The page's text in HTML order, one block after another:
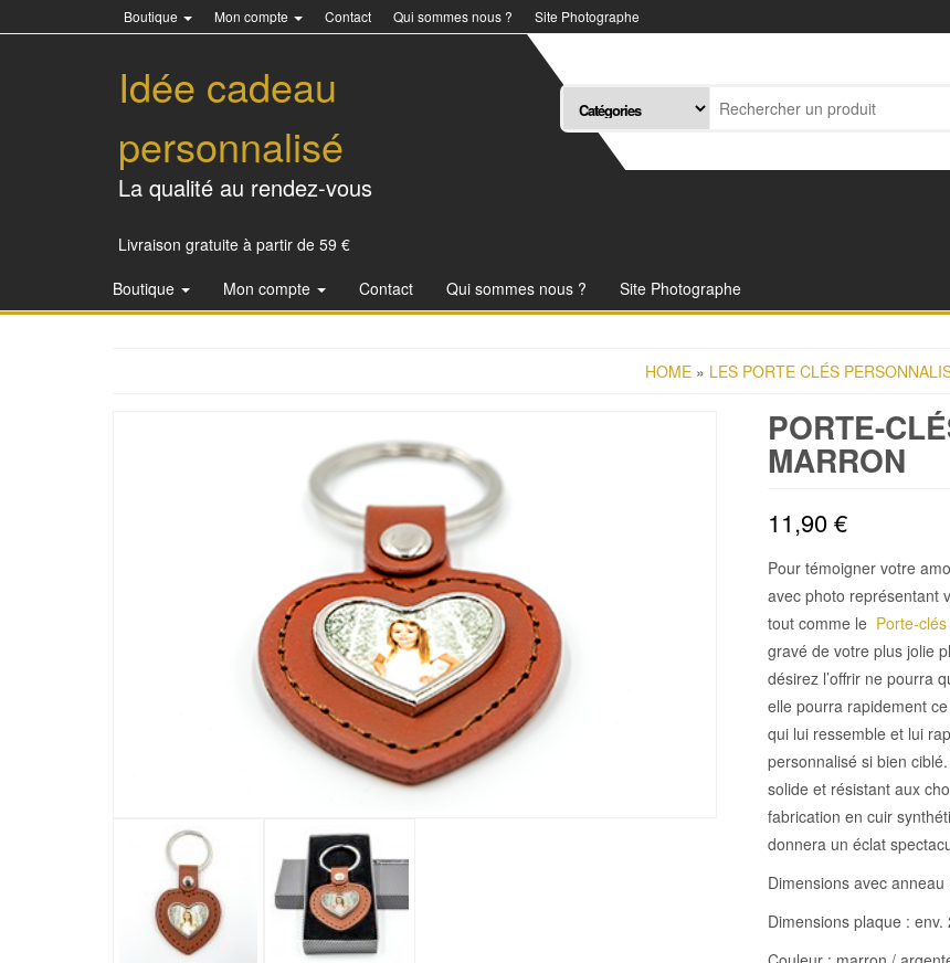
Boutique Mon compte Contact Qui sommes nous ? Site Photographe
Idée cadeau
personnalisé
La qualité au rendez-vous
Livraison gratuite à partir de 59 €
Boutique Mon compte Contact Qui sommes nous ? Site Photographe
HOME » LES PORTE CLÉS
PORTE-
MARRON
11,90€
Pour témoigner votre
avec photo représentant
tout comme le Porte-
gravé de votre plus jolie
désirez l’offrir ne pourra
elle pourra rapidement
qui lui ressemble et lui
personnalisé si bien ciblé.
solide et résistant aux
fabrication en cuir
donnera un éclat
Dimensions avec
Dimensions plaque : env.